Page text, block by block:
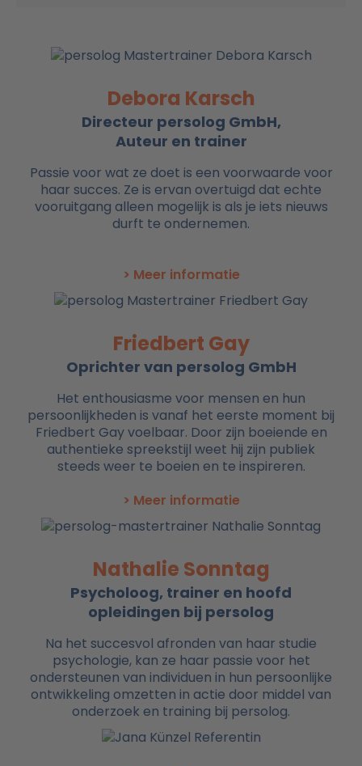
Debora Karsch
Directeur persolog GmbH,
Auteur en trainer
Passie voor wat ze doet is een voorwaarde voor
haar succes. Ze is ervan overtuigd dat echte
vooruitgang alleen mogelijk is als je iets nieuws
durft te ondernemen.
> Meer informatie
Friedbert Gay
Oprichter van persolog GmbH
Het enthousiasme voor mensen en hun
persoonlijkheden is vanaf het eerste moment bij
Friedbert Gay voelbaar. Door zijn boeiende en
authentieke spreekstijl weet hij zijn publiek
steeds weer te boeien en te inspireren.
> Meer informatie
Nathalie Sonntag
Psycholoog, trainer en hoofd
opleidingen bij persolog
Na het succesvol afronden van haar studie
psychologie, kan ze haar passie voor het
ondersteunen van individuen in hun persoonlijke
ontwikkeling omzetten in actie door middel van
onderzoek en training bij persolog.